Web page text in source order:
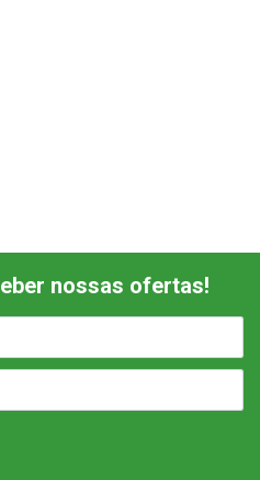
nossas ofertas!